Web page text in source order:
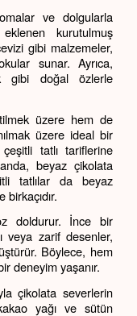
ve dolgularla
kurutulmuş
gibi malzemeler,
sunar. Ayrıca,
gibi doğal özlerle
üzere hem de
üzere ideal bir
çeşitli tatlı tariflerine
beyaz çikolata
tatlılar da beyaz
doldurur. İnce bir
veya zarif desenler,
Böylece, hem
deneyim yaşanır.
çikolata severlerin
yağı ve sütün